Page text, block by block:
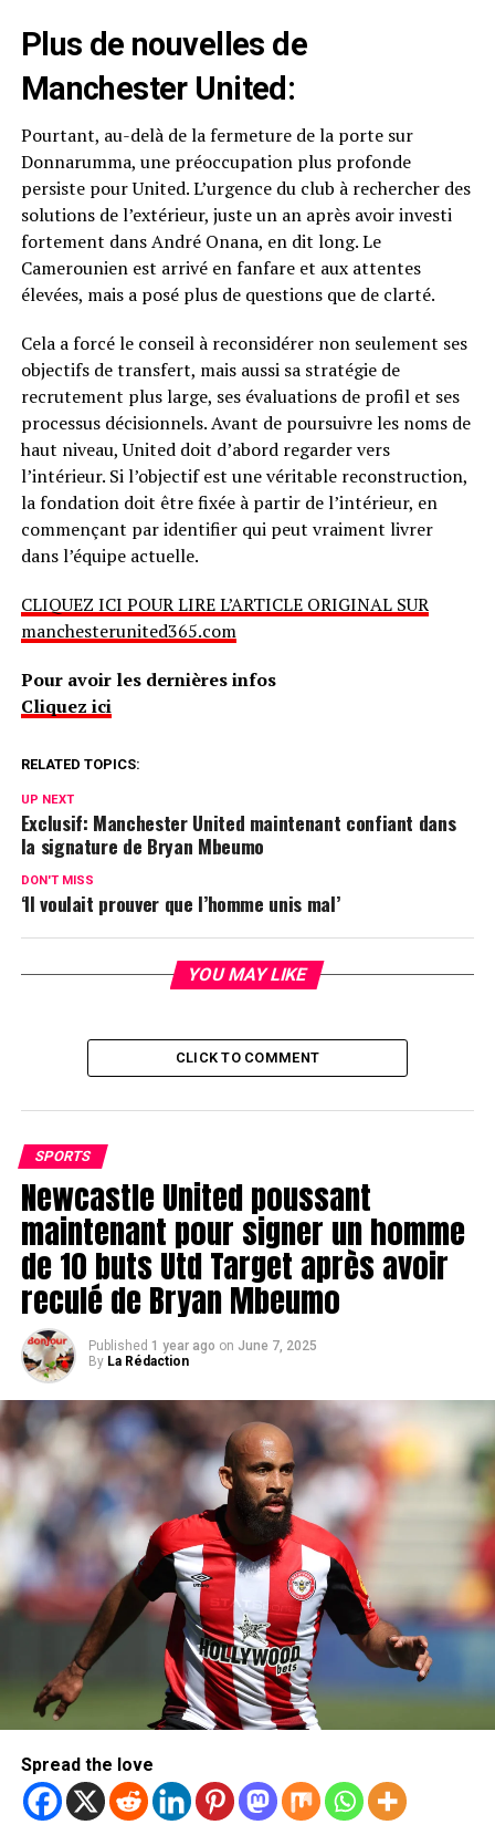
Plus de nouvelles de
Manchester United:
Pourtant, au-delà de la fermeture de la porte sur
Donnarumma, une préoccupation plus profonde
persiste pour United. L’urgence du club à rechercher des
solutions de l’extérieur, juste un an après avoir investi
fortement dans André Onana, en dit long. Le
Camerounien est arrivé en fanfare et aux attentes
élevées, mais a posé plus de questions que de clarté.
Cela a forcé le conseil à reconsidérer non seulement ses
objectifs de transfert, mais aussi sa stratégie de
recrutement plus large, ses évaluations de profil et ses
processus décisionnels. Avant de poursuivre les noms de
haut niveau, United doit d’abord regarder vers
l’intérieur. Si l’objectif est une véritable reconstruction,
la fondation doit être fixée à partir de l’intérieur, en
commençant par identifier qui peut vraiment livrer
dans l’équipe actuelle.
CLIQUEZ ICI POUR LIRE L’ARTICLE ORIGINAL SUR
manchesterunited365.com
Pour avoir les dernières infos
Cliquez ici
RELATED TOPICS:
UP NEXT
Exclusif: Manchester United maintenant confiant dans
la signature de Bryan Mbeumo
DON'T MISS
‘Il voulait prouver que l’homme unis mal’
YOU MAY LIKE
CLICK TO COMMENT
SPORTS
Newcastle United poussant
maintenant pour signer un homme
de 10 buts Utd Target après avoir
reculé de Bryan Mbeumo
Published 1 year ago on June 7, 2025
By La Rédaction
Spread the love